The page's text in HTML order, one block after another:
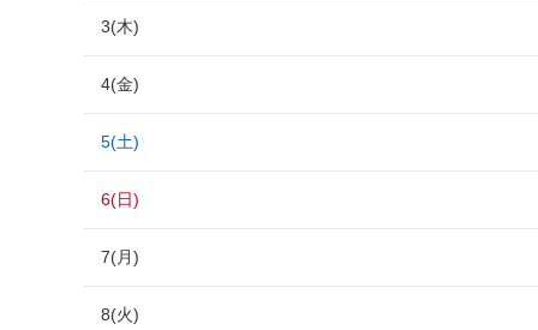
3(木)
4(金)
5(土)
6(日)
7(月)
8(火)